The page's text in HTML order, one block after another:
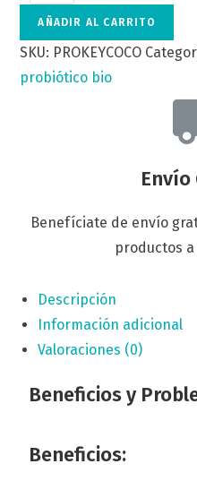
AÑADIR AL CARRITO
SKU: PROKEYCOCO
probiótico bio
Envío
Benefíciate de envío
productos
Descripción
Información adicional
Valoraciones (0)
Beneficios y
Beneficios: